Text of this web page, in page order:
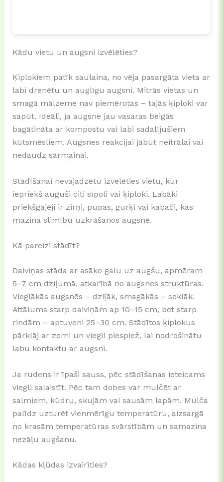
Kādu vietu un augsni izvēlēties?
Ķiplokiem patīk saulaina, no vēja pasargāta vieta ar
labi drenētu un auglīgu augsni. Mitrās vietas un
smagā mālzeme nav piemērotas – tajās ķiploki var
sapūt. Ideāli, ja augsne jau vasaras beigās
bagātināta ar kompostu vai labi sadalījušiem
kūtsmēsliem. Augsnes reakcijai jābūt neitrālai vai
nedaudz sārmainai.
Stādīšanai nevajadzētu izvēlēties vietu, kur
iepriekš auguši citi sīpoli vai ķiploki. Labāki
priekšgājēji ir zirņi, pupas, gurķi vai kabači, kas
mazina slimību uzkrāšanos augsnē.
Kā pareizi stādīt?
Daiviņas stāda ar asāko galu uz augšu, apmēram
5–7 cm dziļumā, atkarībā no augsnes struktūras.
Vieglākās augsnēs – dziļāk, smagākās – seklāk.
Attālums starp daiviņām ap 10–15 cm, bet starp
rindām – aptuveni 25–30 cm. Stādītos ķiplokus
pārklāj ar zemi un viegli piespiež, lai nodrošinātu
labu kontaktu ar augsni.
Ja rudens ir īpaši sauss, pēc stādīšanas ieteicams
viegli salaistīt. Pēc tam dobes var mulčēt ar
salmiem, kūdru, skujām vai sausām lapām. Mulča
palīdz uzturēt vienmērīgu temperatūru, aizsargā
no krasām temperatūras svārstībām un samazina
nezāļu augšanu.
Kādas kļūdas izvairīties?